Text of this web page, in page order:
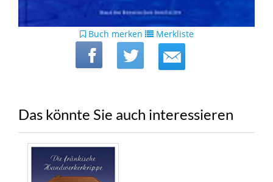
Buch merken Merkliste
Das könnte Sie auch interessieren